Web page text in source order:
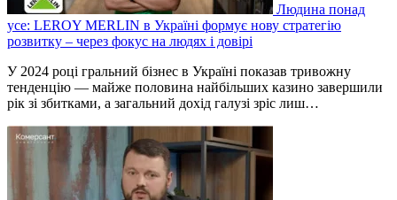
Людина понад
усе: LEROY MERLIN в Україні формує нову стратегію
розвитку – через фокус на людях і довірі
У 2024 році гральний бізнес в Україні показав тривожну
тенденцію — майже половина найбільших казино завершили
рік зі збитками, а загальний дохід галузі зріс лиш…